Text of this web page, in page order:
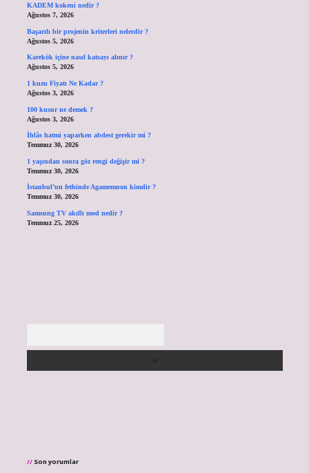
KADEM kokeni nedir ?
Ağustos 7, 2026
Başarılı bir projenin kriterleri nelerdir ?
Ağustos 5, 2026
Karekök içine nasıl katsayı alınır ?
Ağustos 5, 2026
1 kuzu Fiyatı Ne Kadar ?
Ağustos 3, 2026
100 kusur ne demek ?
Ağustos 3, 2026
İhlâs hatmi yaparken abdest gerekir mi ?
Temmuz 30, 2026
1 yaşından sonra göz rengi değişir mi ?
Temmuz 30, 2026
İstanbul’un fethinde Agamemnon kimdir ?
Temmuz 30, 2026
Samsung TV akıllı mod nedir ?
Temmuz 25, 2026
Son yorumlar